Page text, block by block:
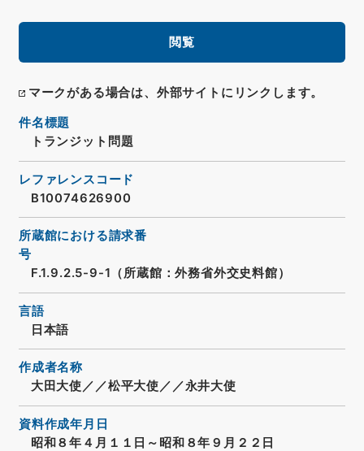
閲覧
マークがある場合は、外部サイトにリンクします。
件名標題
トランジット問題
レファレンスコード
B10074626900
所蔵館における請求番
号
F.1.9.2.5-9-1（所蔵館：外務省外交史料館）
言語
日本語
作成者名称
大田大使／／松平大使／／永井大使
資料作成年月日
昭和８年４月１１日～昭和８年９月２２日